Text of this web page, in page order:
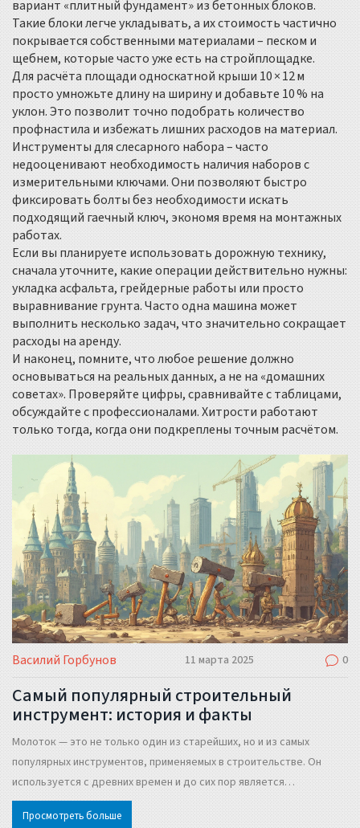
вариант «плитный фундамент» из бетонных блоков.
Такие блоки легче укладывать, а их стоимость частично
покрывается собственными материалами – песком и
щебнем, которые часто уже есть на стройплощадке.
Для расчёта площади односкатной крыши 10 × 12 м
просто умножьте длину на ширину и добавьте 10 % на
уклон. Это позволит точно подобрать количество
профнастила и избежать лишних расходов на материал.
Инструменты для слесарного набора – часто
недооценивают необходимость наличия наборов с
измерительными ключами. Они позволяют быстро
фиксировать болты без необходимости искать
подходящий гаечный ключ, экономя время на монтажных
работах.
Если вы планируете использовать дорожную технику,
сначала уточните, какие операции действительно нужны:
укладка асфальта, грейдерные работы или просто
выравнивание грунта. Часто одна машина может
выполнить несколько задач, что значительно сокращает
расходы на аренду.
И наконец, помните, что любое решение должно
основываться на реальных данных, а не на «домашних
советах». Проверяйте цифры, сравнивайте с таблицами,
обсуждайте с профессионалами. Хитрости работают
только тогда, когда они подкреплены точным расчётом.
Василий Горбунов 11 марта 2025 0
Самый популярный строительный
инструмент: история и факты
Молоток — это не только один из старейших, но и из самых
популярных инструментов, применяемых в строительстве. Он
используется с древних времен и до сих пор является
незаменимым помощником в различных сферах. В статье речь
пойдёт о его эволюции, интересных фактах использования и
Просмотреть больше